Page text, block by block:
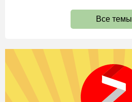
Все темы